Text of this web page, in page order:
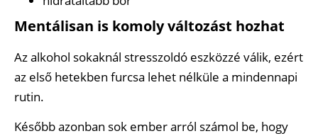
Mentálisan is komoly változást hozhat
Az alkohol sokaknál stresszoldó eszközzé válik, ezért
az első hetekben furcsa lehet nélküle a mindennapi
rutin.
Később azonban sok ember arról számol be, hogy